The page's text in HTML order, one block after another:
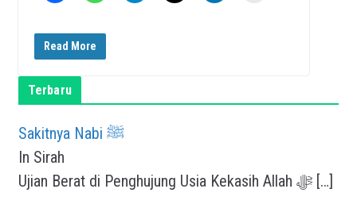
Read More
Terbaru
Sakitnya Nabi ﷺ
In Sirah
Ujian Berat di Penghujung Usia Kekasih Allah ﷻ […]